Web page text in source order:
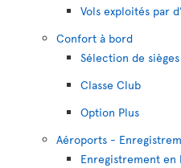
Vols exploités par
Confort à bord
Sélection de sièges
Classe Club
Option Plus
Aéroports -
Enregistrement en